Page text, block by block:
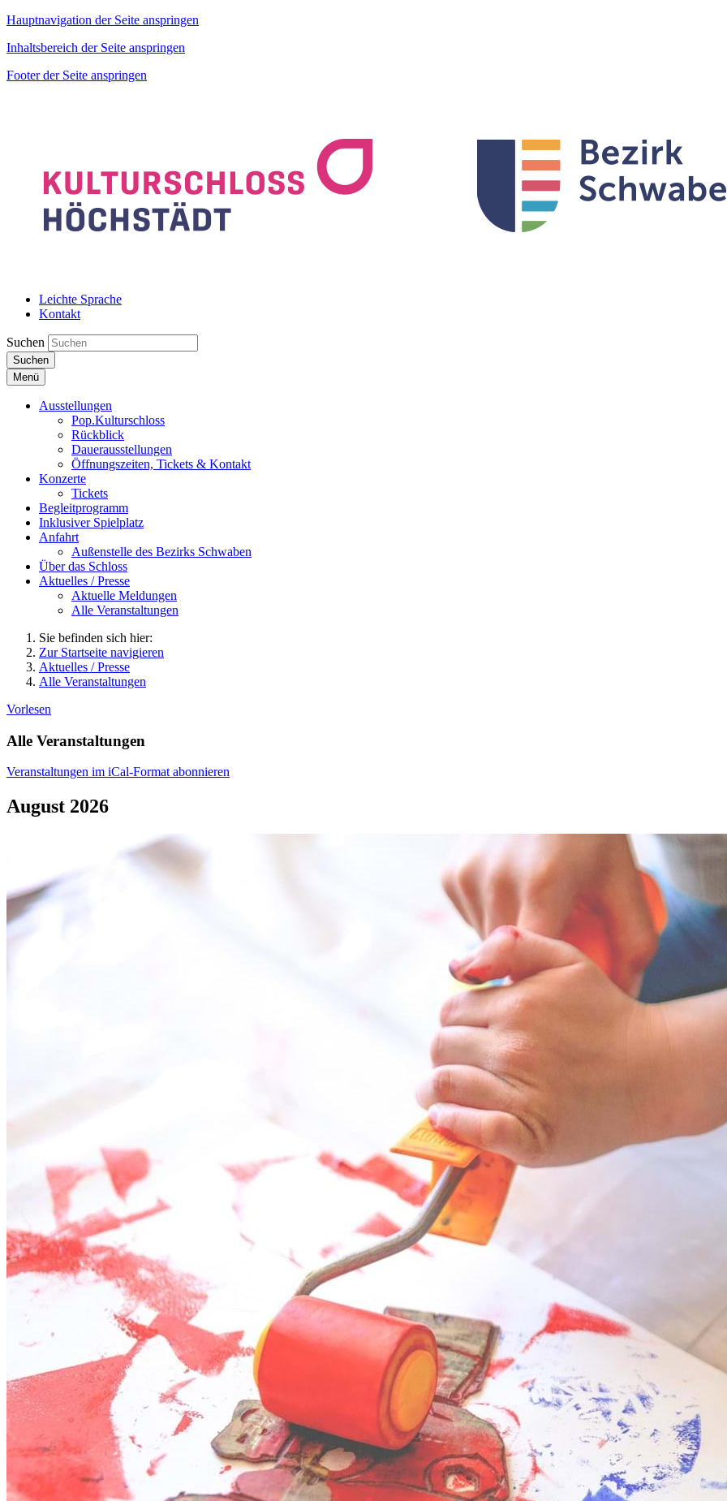
Hauptnavigation der Seite anspringen
Inhaltsbereich der Seite anspringen
Footer der Seite anspringen
Leichte Sprache
Kontakt
Suchen
Suchen
Menü
Ausstellungen
Pop.Kulturschloss
Rückblick
Dauerausstellungen
Öffnungszeiten, Tickets & Kontakt
Konzerte
Tickets
Begleitprogramm
Inklusiver Spielplatz
Anfahrt
Außenstelle des Bezirks Schwaben
Über das Schloss
Aktuelles / Presse
Aktuelle Meldungen
Alle Veranstaltungen
Sie befinden sich hier:
Zur Startseite navigieren
Aktuelles / Presse
Alle Veranstaltungen
Vorlesen
Alle Veranstaltungen
Veranstaltungen im iCal-Format abonnieren
August 2026